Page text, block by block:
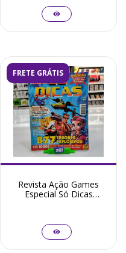
FRETE GRÁTIS
Revista Ação Games
Especial Só Dicas